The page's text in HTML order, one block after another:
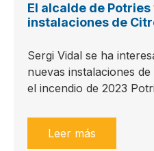
El alcalde de
instalaciones de
Sergi Vidal se ha
nuevas instalaciones
el incendio de 2023
Leer más